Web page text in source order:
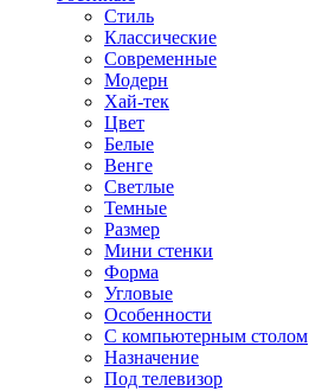
Стиль
Классические
Современные
Модерн
Хай-тек
Цвет
Белые
Венге
Светлые
Темные
Размер
Мини стенки
Форма
Угловые
Особенности
С компьютерным столом
Назначение
Под телевизор